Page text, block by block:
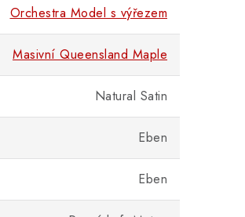
Orchestra Model s výřezem
Masivní Queensland Maple
Natural Satin
Eben
Eben